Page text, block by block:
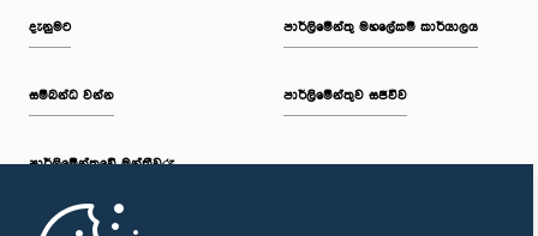
දැනුමට
සම්බන්ධ වන්න
පාර්ලි‌මේන්තුවේ මන්ත්‍රීවරු
මුල් පිටුව
පාර්ලිමේන්තු මහලේකම් කාර්යාලය
පාර්ලිමේන්තුව සජීවීව